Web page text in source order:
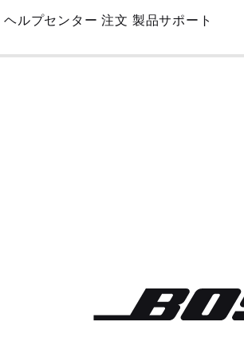
Skip
Main
ヘルプセンター 注文 製品サポート